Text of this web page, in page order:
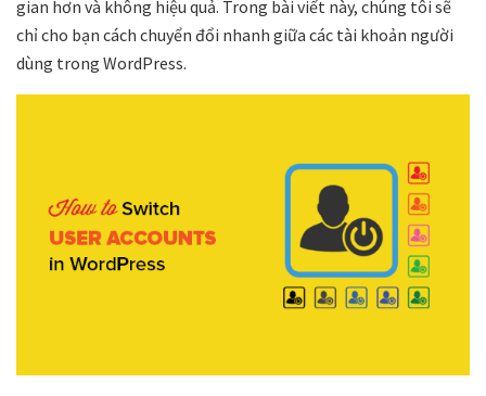
gian hơn và không hiệu quả. Trong bài viết này, chúng tôi sẽ
chỉ cho bạn cách chuyển đổi nhanh giữa các tài khoản người
dùng trong WordPress.